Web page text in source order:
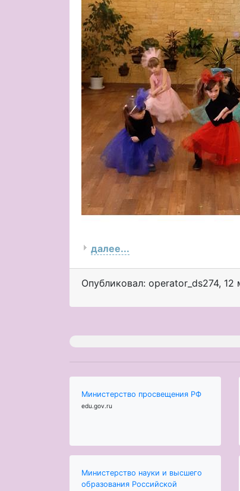
далее...
Опубликовал: operator_ds274, 12
Министерство просвещения РФ
edu.gov.ru
Министерство науки и высшего
образования Российской